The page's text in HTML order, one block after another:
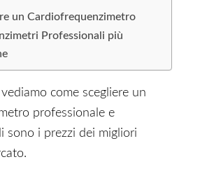
un Cardiofrequenzimetro
Professionali più
come scegliere un
professionale e
sono i prezzi dei migliori